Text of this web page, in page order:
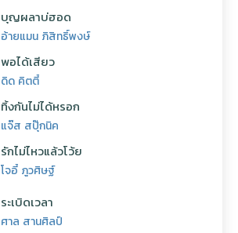
บุญผลาบ่ฮอด
อ้ายแมน ภิสิทธิ์พงษ์
พอได้เสียว
ดิด คิตตี้
ทิ้งกันไม่ได้หรอก
แจ๊ส สปุ๊กนิค
รักไม่ไหวแล้วโว้ย
โจอี้ ภูวศิษฐ์
ระเบิดเวลา
ศาล สานศิลป์